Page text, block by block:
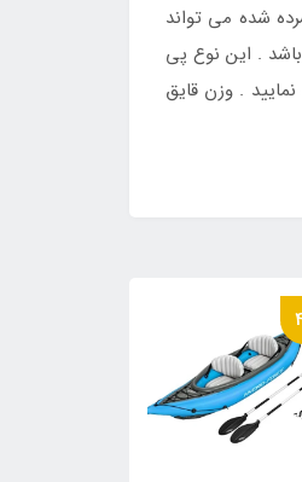
شده می تواند
. این نوع پی
نمایید . وزن قایق